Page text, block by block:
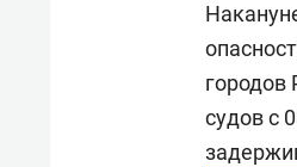
городов
судов с